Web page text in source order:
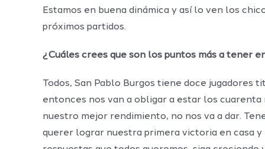
Estamos en buena dinámica y así lo ven los
próximos partidos.
¿Cuáles crees que son los puntos más a tener
Todos, San Pablo Burgos tiene doce jugadores
entonces nos van a obligar a estar los
nuestro mejor rendimiento, no nos va a dar.
querer lograr nuestra primera victoria en casa y